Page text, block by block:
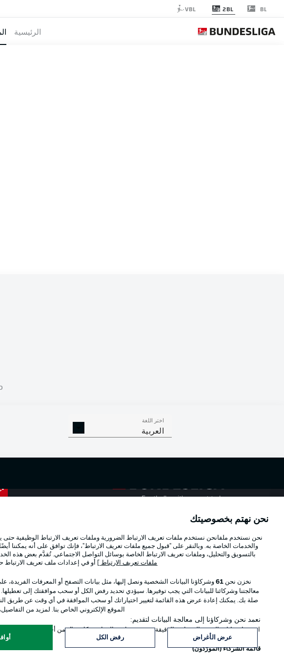
BL
2BL
VBL
الرئيسية
اختر اللغة
العربية
التذاكر
Football as it's meant to be
Official Partners
© 2026 Bundesliga-Gruppe GmbH
نحن نهتم بخصوصيتك
نحن نستخدم ملفانحن نستخدم ملفات تعريف الارتباط الضرورية وملفات تعريف الارتباط الوظيفية
والخدمات الخاصة به. وبالنقر على "قبول جميع ملفات تعريف الارتباط"، فإنك توافق على أنه يمكننا
بالتسويق والتحليل، وملفات تعريف الارتباط الخاصة بوسائل التواصل الاجتماعي. تُقدَّم بعض هذه
ملفات تعريف الارتباط
] أو في إعدادات ملف تعريف
نخزن نحن 61وشركاؤنا البيانات الشخصية ونصل إليها، مثل بيانات التصفح أو المعرفات
معالجتنا وشركائنا للبيانات التي يجب توفيرها. سيؤدي تحديد رفض الكل أو سحب موافقتك إلى تعطيلها.
صلة بك. يمكنك إعادة عرض هذه القائمة لتغيير اختياراتك أو سحب الموافقة في أي وقت عن طريق
الموقع الإلكتروني الخاص بنا. لمزيد من
نعمد نحن وشركاؤنا إلى معالجة البيانات لتقديم:
استخدام بيانات الموقع الجغرافي الدقيقة. فحص خصائص الجهاز بشكل فعال من أجل تحديد الهوية.
قائمة الشركاء (المورّدون)
رفض الكل عرض الأغراض